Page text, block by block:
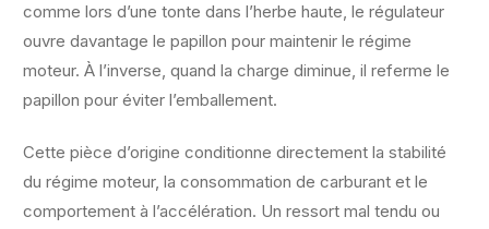
comme lors d’une tonte dans l’herbe haute, le régulateur
ouvre davantage le papillon pour maintenir le régime
moteur. À l’inverse, quand la charge diminue, il referme le
papillon pour éviter l’emballement.
Cette pièce d’origine conditionne directement la stabilité
du régime moteur, la consommation de carburant et le
comportement à l’accélération. Un ressort mal tendu ou